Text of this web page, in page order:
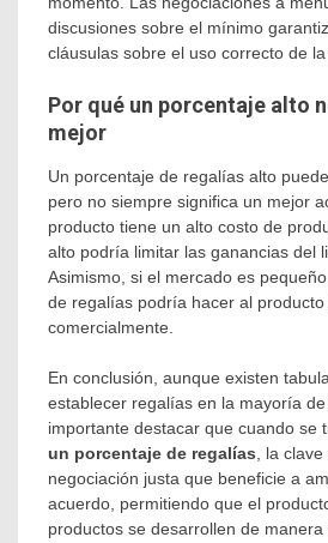
discusiones sobre el mínimo
cláusulas sobre el uso correcto de
Por qué un porcentaje alto
mejor
Un porcentaje de regalías alto
pero no siempre significa un mejor
producto tiene un alto costo de
alto podría limitar las ganancias del
Asimismo, si el mercado es
de regalías podría hacer al producto
comercialmente.
En conclusión, aunque existen
establecer regalías en la mayoría
importante destacar que cuando se
un porcentaje de regalías, la
negociación justa que beneficie a
acuerdo, permitiendo que el
productos se desarrollen de